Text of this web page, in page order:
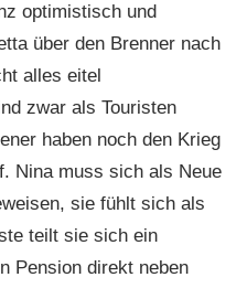
optimistisch und
über den Brenner nach
alles eitel
zwar als Touristen
haben noch den Krieg
Nina muss sich als Neue
sie fühlt sich als
teilt sie sich ein
Pension direkt neben